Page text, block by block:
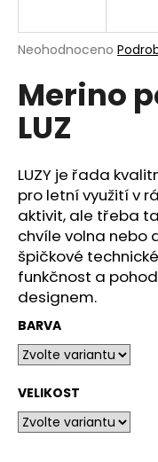
Průměrné
produktu
je
0,0
hvězdiček.
Neohodnoceno
Merino
LUZ
LUZY je řada
pro letní využití v
aktivit, ale třeba
chvíle volna nebo
špičkové
funkčnost a
designem.
BARVA
VELIKOST
a
j
í
t
?
D
o
p
o
u
č
u